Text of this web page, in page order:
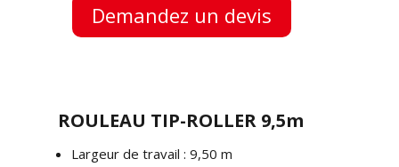
Demandez un devis
ROULEAU TIP-ROLLER 9,5m
Largeur de travail : 9,50 m